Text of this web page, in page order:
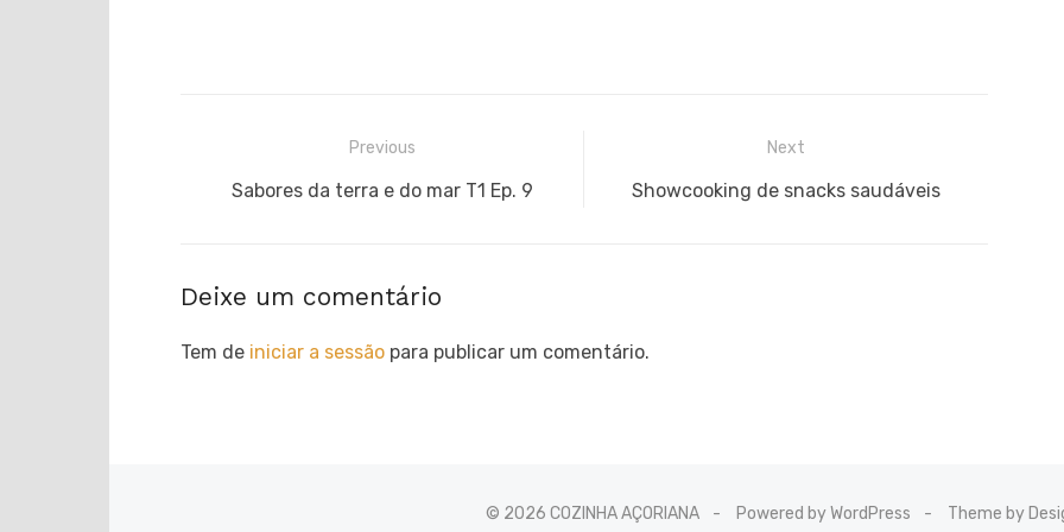
NavegaçãoPrevious
Previous
Sabores da terra e do mar T1 Ep. 9
Next
Next
Showcooking de snacks saudáveis
Deixe um comentário
Tem de iniciar a sessão para publicar um comentário.
© 2026 COZINHA AÇORIANA Powered by WordPress Theme by